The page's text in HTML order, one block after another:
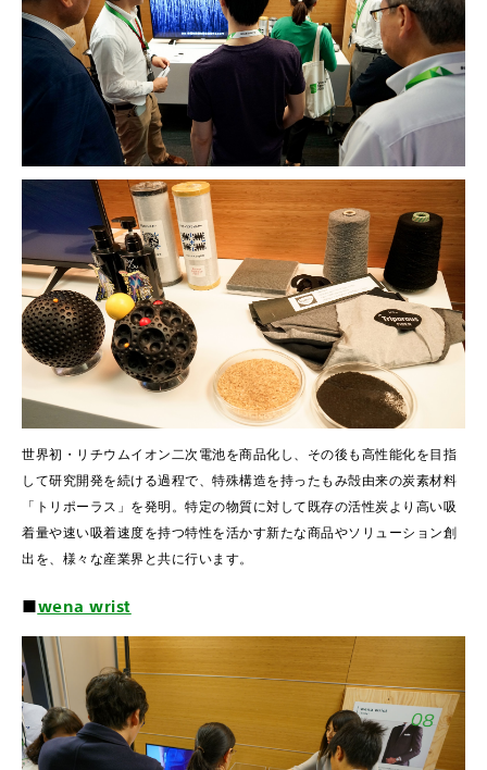
世界初・リチウムイオン二次電池を商品化し、その後も高性能化を目指
して研究開発を続ける過程で、特殊構造を持ったもみ殻由来の炭素材料
「トリポーラス」を発明。特定の物質に対して既存の活性炭より高い吸
着量や速い吸着速度を持つ特性を活かす新たな商品やソリューション創
出を、様々な産業界と共に行います。
■wena wrist